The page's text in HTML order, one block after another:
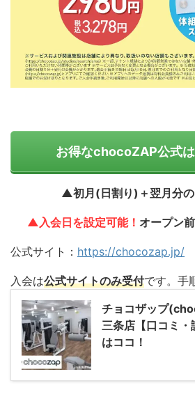
お得なchocoZAP公式
▲初月(日割り)＋翌月分
▲入会日を設定可能！ オープン
公式サイト： https://chocozap.jp/
入会は公式サイトのみ受付です。手
チョコザップ
三条店【口コミ
はココ！